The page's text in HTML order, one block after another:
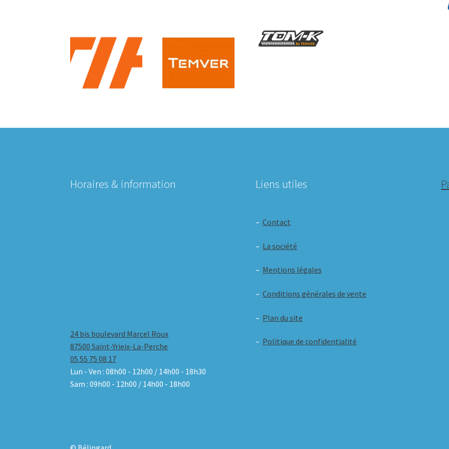
Horaires & information
24 bis boulevard Marcel Roux
87500 Saint-Yrieix-La-Perche
05 55 75 08 17
Lun - Ven : 08h00 - 12h00 / 14h00 - 18h30
Sam : 09h00 - 12h00 / 14h00 - 18h00
Liens utiles
–Contact
– La société
– Mentions légales
–Conditions générales de vente
– Plan du site
– Politique de confidentialité